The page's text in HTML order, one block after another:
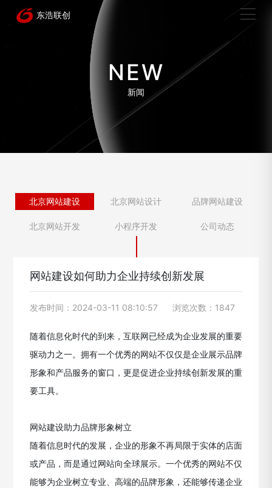
NEW
新闻
北京网站建设 北京网站设计 品牌网站建设
北京网站开发 小程序开发 公司动态
网站建设如何助力企业持续创新发展
发布时间：2024-03-11 08:10:57 浏览次数：1847
随着信息化时代的到来，互联网已经成为企业发展的重要
驱动力之一。拥有一个优秀的网站不仅仅是企业展示品牌
形象和产品服务的窗口，更是促进企业持续创新发展的重
要工具。
网站建设助力品牌形象树立
随着信息时代的发展，企业的形象不再局限于实体的店面
或产品，而是通过网站向全球展示。一个优秀的网站不仅
能够为企业树立专业、高端的品牌形象，还能够传递企业